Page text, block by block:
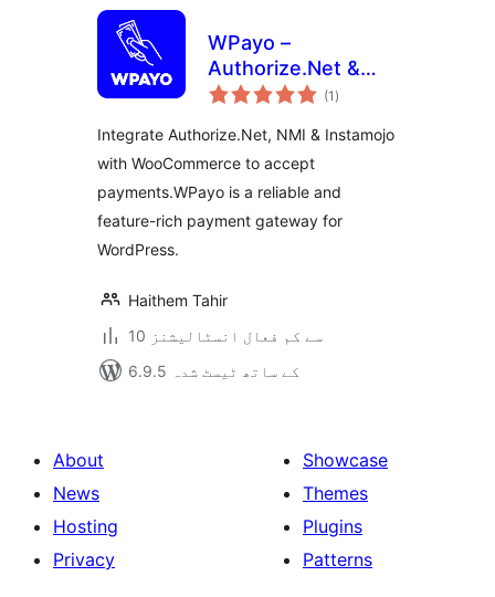
WPayo –
Authorize.Net &
Instamojo for
Payment Gateway
(1 مجموعی
درجہ
)
Integrate Authorize.Net, NMI & Instamojo
with WooCommerce to accept
payments.WPayo is a reliable and
feature-rich payment gateway for
WordPress.
Haithem Tahir
10 سے کم فعال انسٹالیشنز
6.9.5 کے ساتھ ٹیسٹ شدہ
About
News
Hosting
Privacy
Showcase
Themes
Plugins
Patterns